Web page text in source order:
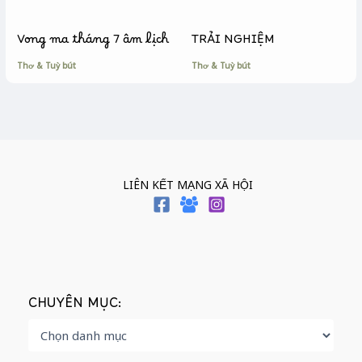
Vong ma tháng 7 âm lịch
Thơ & Tuỳ bút
TRẢI NGHIỆM
Thơ & Tuỳ bút
LIÊN KẾT MẠNG XÃ HỘI
CHUYÊN MỤC: